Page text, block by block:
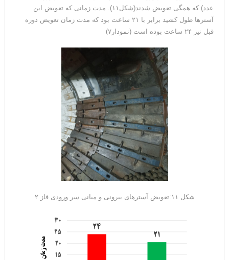
عدد) که همگی تعویض شدند(شکل۱۱). مدت زمانی که تعویض این
آسترها طول کشید برابر با ۲۱ ساعت بود که مدت زمان تعویض دوره
قبل نیز ۲۴ ساعت بوده است (نمودار۷)
شکل ۱۱:تعویض آسترهای بیرونی و میانی سر ورودی فاز ۲